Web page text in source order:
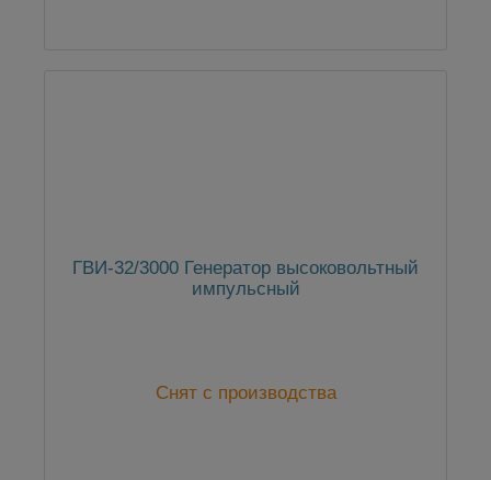
ГВИ-32/3000 Генератор высоковольтный
импульсный
Снят с производства